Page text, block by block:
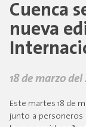
Cuenca
nueva
18 de marzo del
Este martes 18 de
junto a personeros